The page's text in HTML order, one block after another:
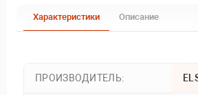
Характеристики Описание
ПРОИЗВОДИТЕЛЬ: